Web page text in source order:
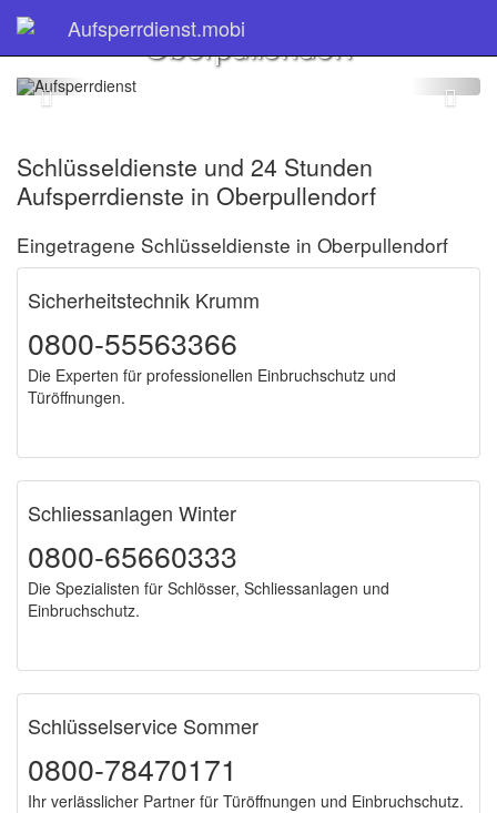
Aufsperrdienst.mobi
Schlüsseldienst
Oberpullendorf
Schlüsseldienste und 24 Stunden
Aufsperrdienste in Oberpullendorf
Eingetragene Schlüsseldienste in Oberpullendorf
Sicherheitstechnik Krumm
0800-55563366
Die Experten für professionellen Einbruchschutz und
Türöffnungen.
Schliessanlagen Winter
0800-65660333
Die Spezialisten für Schlösser, Schliessanlagen und
Einbruchschutz.
Schlüsselservice Sommer
0800-78470171
Ihr verlässlicher Partner für Türöffnungen und Einbruchschutz.